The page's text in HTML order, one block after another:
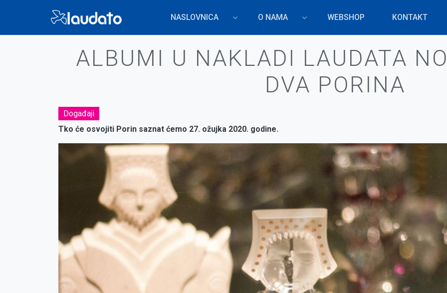
NASLOVNICA O NAMA WEBSHOP KONTAKT
ALBUMI U NAKLADI LAUDATA
DVA PORINA
Događaji
Tko će osvojiti Porin saznat ćemo 27. ožujka 2020. godine.